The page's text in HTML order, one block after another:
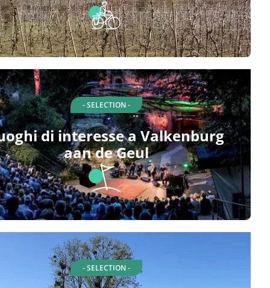
- SELECTION -
di interesse a Valkenburg
aan de Geul
- SELECTION -